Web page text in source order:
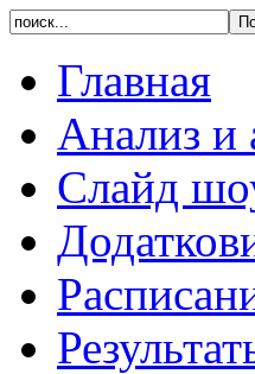
Главная
Анализ и
Слайд